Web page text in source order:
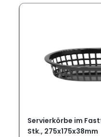
Servierkörbe im
Stk., 275x175x38mm